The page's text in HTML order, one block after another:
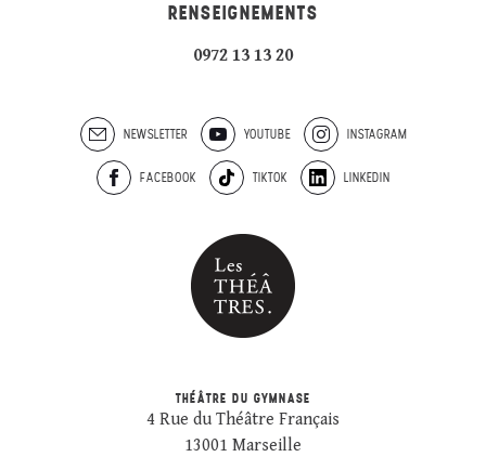
RENSEIGNEMENTS
0972 13 13 20
NEWSLETTER YOUTUBE INSTAGRAM
FACEBOOK TIKTOK LINKEDIN
THÉÂTRE DU GYMNASE
4 Rue du Théâtre Français
13001 Marseille